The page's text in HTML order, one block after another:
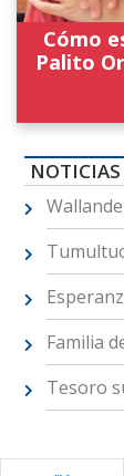
Cómo
Palito
Familia
Tesoro